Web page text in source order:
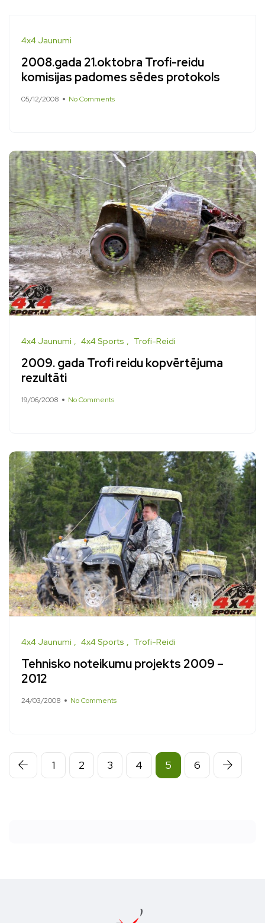
4x4 Jaunumi
2008.gada 21.oktobra Trofi-reidu
komisijas padomes sēdes protokols
05/12/2008 No Comments
4x4 Jaunumi 4x4 Sports Trofi-Reidi
2009. gada Trofi reidu kopvērtējuma
rezultāti
19/06/2008 No Comments
4x4 Jaunumi 4x4 Sports Trofi-Reidi
Tehnisko noteikumu projekts 2009 –
2012
24/03/2008 No Comments
1 2 3 4 5 6